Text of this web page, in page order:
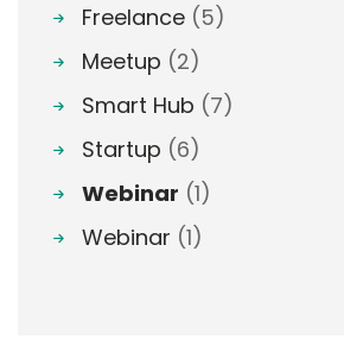
Freelance (5)
Meetup (2)
Smart Hub (7)
Startup (6)
Webinar (1)
Webinar (1)